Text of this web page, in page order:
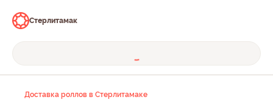
Стерлитамак
Доставка роллов в Стерлитамаке